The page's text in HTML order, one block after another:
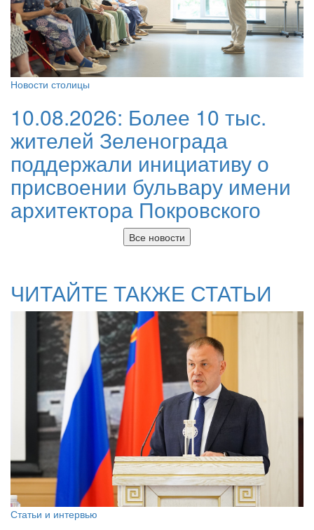
Новости столицы
10.08.2026: Более 10 тыс.
жителей Зеленограда
поддержали инициативу о
присвоении бульвару имени
архитектора Покровского
Все новости
ЧИТАЙТЕ ТАКЖЕ СТАТЬИ
Статьи и интервью